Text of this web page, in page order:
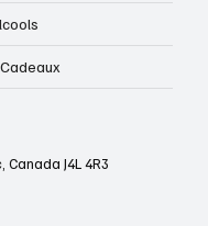
Canada J4L 4R3